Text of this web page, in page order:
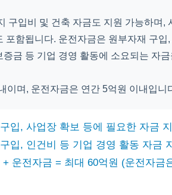
구입비 및 건축 자금도 지원 가능하며,
포함됩니다. 운전자금은 원부자재 구입,
금 등 기업 경영 활동에 소요되는 자
이며, 운전자금은 연간 5억원 이내입니
입, 사업장 확보 등에 필요한 자금
입, 인건비 등 기업 경영 활동 자금
운전자금 = 최대 60억원 (운전자금